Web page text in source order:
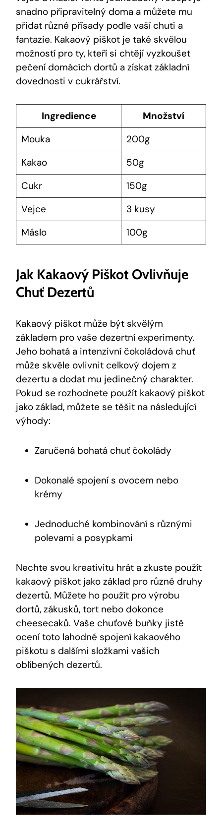
snadno připravitelný doma a můžete mu
přidat různé přísady podle vaší chuti a
fantazie. Kakaový piškot je také skvělou
možností pro ty, kteří si chtějí vyzkoušet
pečení domácích dortů a získat základní
dovednosti v cukrářství.
Ingredience
Množství
Mouka
200g
Kakao
50g
Cukr
150g
Vejce
3 kusy
Máslo
100g
Jak Kakaový Piškot Ovlivňuje
Chuť Dezertů
Kakaový piškot může být skvělým
základem pro vaše dezertní experimenty.
Jeho bohatá a intenzivní čokoládová chuť
může skvěle ovlivnit celkový dojem z
dezertu a dodat mu jedinečný charakter.
Pokud se rozhodnete použít kakaový piškot
jako základ, můžete se těšit na následující
výhody:
Zaručená bohatá chuť čokolády
Dokonalé spojení s ovocem nebo
krémy
Jednoduché kombinování s různými
polevami a posypkami
Nechte svou kreativitu hrát a zkuste použít
kakaový piškot jako základ pro různé druhy
dezertů. Můžete ho použít pro výrobu
dortů, zákusků, tort nebo dokonce
cheesecaků. Vaše chuťové buňky jistě
ocení toto lahodné spojení kakaového
piškotu s dalšími složkami vašich
oblíbených dezertů.